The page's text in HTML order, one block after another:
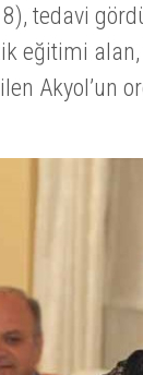
tedavi
eğitimi alan,
Akyol’un